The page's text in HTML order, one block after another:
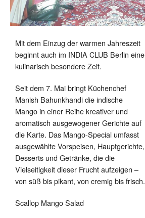
Mit dem Einzug der warmen Jahreszeit
beginnt auch im INDIA CLUB Berlin eine
kulinarisch besondere Zeit.
Seit dem 7. Mai bringt Küchenchef
Manish Bahunkhandi die indische
Mango in einer Reihe kreativer und
aromatisch ausgewogener Gerichte auf
die Karte. Das Mango-Special umfasst
ausgewählte Vorspeisen, Hauptgerichte,
Desserts und Getränke, die die
Vielseitigkeit dieser Frucht aufzeigen –
von süß bis pikant, von cremig bis frisch.
Scallop Mango Salad